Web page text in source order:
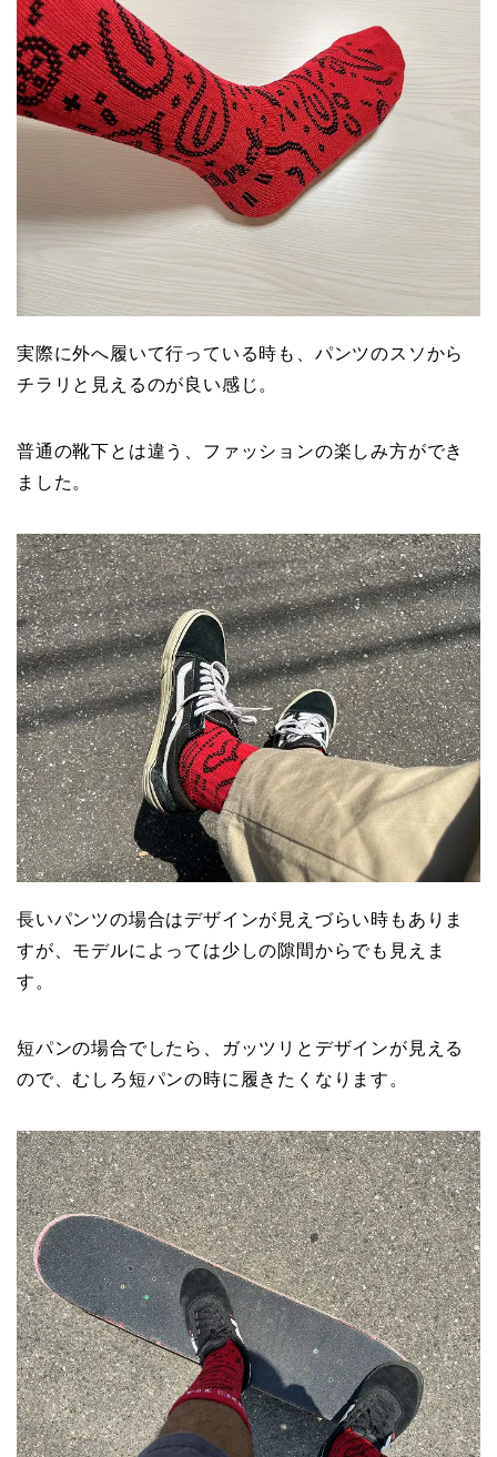
実際に外へ履いて行っている時も、パンツのスソから
チラリと見えるのが良い感じ。
普通の靴下とは違う、ファッションの楽しみ方ができ
ました。
長いパンツの場合はデザインが見えづらい時もありま
すが、モデルによっては少しの隙間からでも見えま
す。
短パンの場合でしたら、ガッツリとデザインが見える
ので、むしろ短パンの時に履きたくなります。